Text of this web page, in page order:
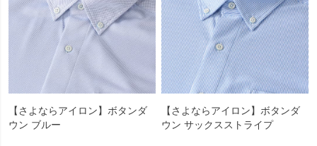
【さよならアイロン】ボタンダ
ウン ブルー
【さよならアイロン】ボタンダ
ウン サックスストライプ